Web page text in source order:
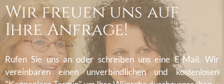
Wir freuen uns auf
Ihre Anfrage!
Rufen Sie uns an oder schreiben uns eine E-Mail. Wir
vereinbaren einen unverbindlichen und kostenlosen